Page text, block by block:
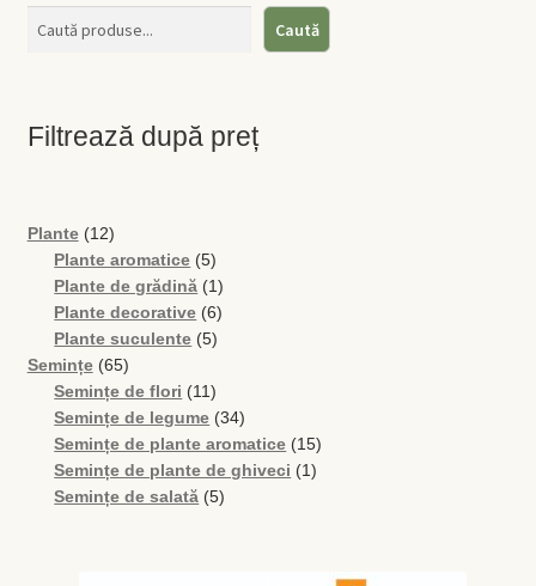
Caută
Filtrează după preț
Plante 1212
produse
Plante aromatice 55
produse
Plante de grădină 11
produs
Plante decorative 66
produse
Plante suculente 55
Semințe 6565
de
produse
Semințe de flori 1111
produse
Semințe de legume 3434
de
produse
Semințe de plante aromatice 1515
produse
Semințe de plante de ghiveci 11
Semințe de salată 55